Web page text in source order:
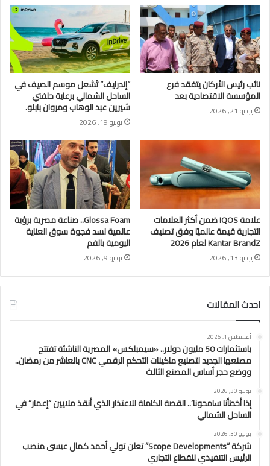
نائب رئيس الأركان يتفقد فرع
المؤسسة الاقتصادية بعد
يوليو 21, 2026
“إندرايف” تُشعل موسم الصيف في
الساحل الشمالي برعاية حلفتي
شيرين عبد الوهاب ومروان بابلو.
يوليو 19, 2026
علامة IQOS ضمن أكثر العلامات
التجارية قيمة عالميًا وفق تصنيف
Kantar BrandZ لعام 2026
يوليو 13, 2026
Glossa Foam.. صناعة مصرية برؤية
عالمية لسد فجوة سوق العناية
اليومية بالفم
يوليو 9, 2026
احدث المقالات
أغسطس 1, 2026
باستثمارات 50 مليون دولار.. «سيمبلكس» المصرية الناشئة تفتتح
مصنعها الجديد لتصنيع ماكينات التحكم الرقمي CNC بالعاشر من رمضان..
ووضع حجر أساس المصنع الثالث
يوليو 30, 2026
إذا أخطأنا سامحونا”.. القصة الكاملة للاعتذار الذي أنقذ ملايين “إعمار” في
الساحل الشمالي
يوليو 30, 2026
شركة “Scope Developments” تعلن تولي أحمد كمال عيسى منصب
الرئيس التنفيذي للقطاع التجاري